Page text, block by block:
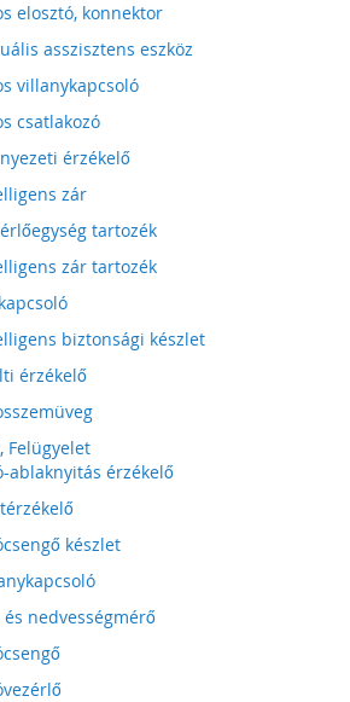
elosztó, konnektor
asszisztens eszköz
villanykapcsoló
csatlakozó
érzékelő
zár
tartozék
zár tartozék
biztonsági készlet
érzékelő
Felügyelet
ablaknyitás érzékelő
készlet
és nedvességmérő